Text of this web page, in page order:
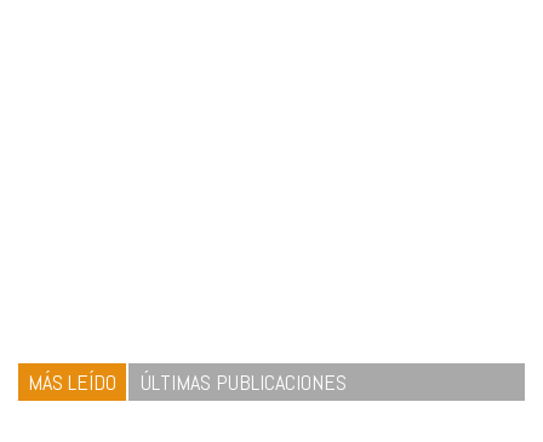
MÁS LEÍDO ÚLTIMAS PUBLICACIONES